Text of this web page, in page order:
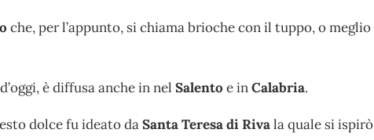
che, per l’appunto, si chiama brioche con il tuppo, o meglio
è diffusa anche in nel Salento e inCalabria.
dolce fu ideato daSanta Teresa di Rivala quale si ispirò